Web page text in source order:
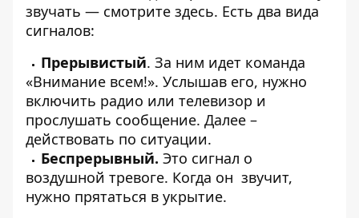
звучать — смотрите здесь. Есть два вида
сигналов:
Прерывистый. За ним идет команда
«Внимание всем!». Услышав его, нужно
включить радио или телевизор и
прослушать сообщение. Далее –
действовать по ситуации.
Беспрерывный. Это сигнал о
воздушной тревоге. Когда он звучит,
нужно прятаться в укрытие.